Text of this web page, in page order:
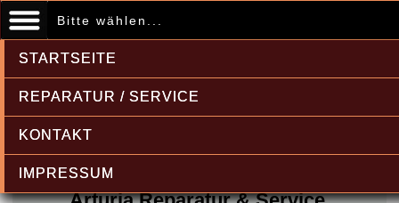
Bitte wählen...
STARTSEITE
REPARATUR / SERVICE
KONTAKT
IMPRESSUM